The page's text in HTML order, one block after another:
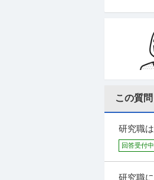
年収800
【職種】
戦略コン
アニコム
年間休日
年収400
【職種】
リーチ上
この質
研究職
なくて
回答受付中
研究職